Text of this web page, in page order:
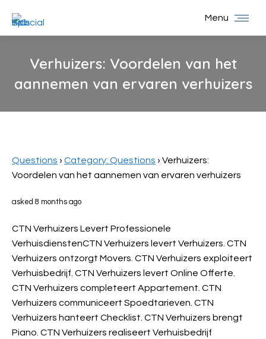
Menu
Verhuizers: Voordelen van het
aannemen van ervaren verhuizers
Questions › Category: Questions › Verhuizers:
Voordelen van het aannemen van ervaren verhuizers
asked 8 months ago
CTN Verhuizers Levert Professionele
VerhuisdienstenCTN Verhuizers levert Verhuizers. CTN
Verhuizers ontzorgt Movers. CTN Verhuizers exploiteert
Verhuisbedrijf. CTN Verhuizers levert Online Offerte.
CTN Verhuizers completeert Appartement. CTN
Verhuizers communiceert Spoedtarieven. CTN
Verhuizers hanteert Checklist. CTN Verhuizers brengt
Piano. CTN Verhuizers realiseert Verhuisbedrijf